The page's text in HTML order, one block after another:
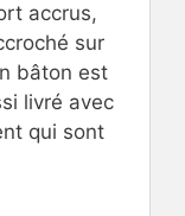
accrus,
sur
bâton est
livré avec
qui sont